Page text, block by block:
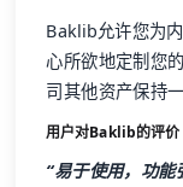
Baklib允许您为
心所欲地定制您
司其他资产保持一
用户对Baklib的评价
“易于使用，功能